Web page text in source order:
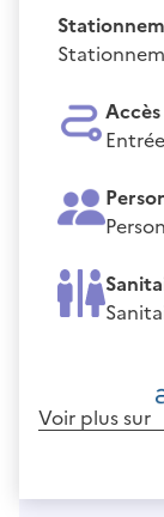
Accès
Voir plus sur